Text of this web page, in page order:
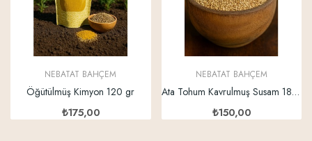
NEBATAT BAHÇEM
Öğütülmüş Kimyon 120 gr
₺175,00
NEBATAT BAHÇEM
Ata Tohum Kavrulmuş Susam 180 gr
₺150,00